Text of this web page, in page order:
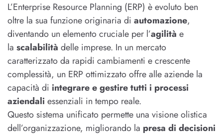
L’Enterprise Resource Planning (ERP) è evoluto ben
oltre la sua funzione originaria di automazione,
diventando un elemento cruciale per l’agilità e
la scalabilità delle imprese. In un mercato
caratterizzato da rapidi cambiamenti e crescente
complessità, un ERP ottimizzato offre alle aziende la
capacità di integrare e gestire tutti i processi
aziendali essenziali in tempo reale.
Questo sistema unificato permette una visione olistica
dell’organizzazione, migliorando la presa di decisioni